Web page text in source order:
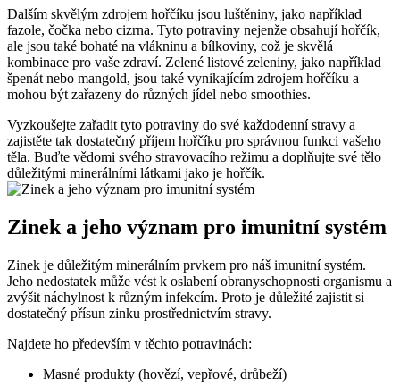
Dalším skvělým zdrojem hořčíku jsou luštěniny, jako například
fazole, čočka nebo cizrna. Tyto potraviny nejenže obsahují hořčík,
ale jsou také bohaté na vlákninu a bílkoviny, což je skvělá
kombinace pro vaše zdraví. Zelené listové zeleniny, jako například
špenát nebo mangold, jsou také vynikajícím zdrojem hořčíku a
mohou být zařazeny do různých jídel nebo smoothies.
Vyzkoušejte zařadit tyto potraviny do své každodenní stravy a
zajistěte tak dostatečný příjem hořčíku pro správnou funkci vašeho
těla. Buďte vědomi svého stravovacího režimu a doplňujte své tělo
důležitými minerálními látkami jako je hořčík.
Zinek a jeho význam pro imunitní systém
Zinek je důležitým minerálním prvkem pro náš imunitní systém.
Jeho nedostatek může vést k oslabení obranyschopnosti organismu a
zvýšit náchylnost k různým infekcím. Proto je důležité zajistit si
dostatečný přísun zinku prostřednictvím stravy.
Najdete ho především v těchto potravinách:
Masné produkty (hovězí, vepřové, drůbeží)